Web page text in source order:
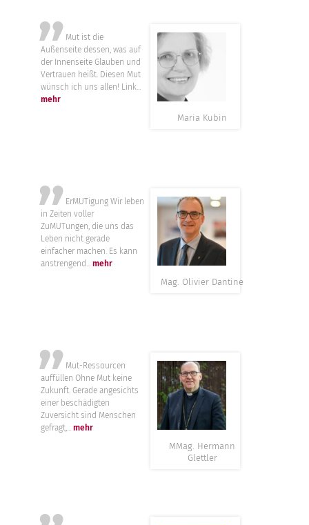
”
Mut ist die
Außenseite dessen, was auf
der Innenseite Glauben und
Vertrauen heißt. Diesen Mut
wünsch ich uns allen! Link...
mehr
Maria Kubin
”
ErMUTigung Wir leben
in Zeiten voller
ZuMUTungen, die uns das
Leben nicht gerade
einfacher machen. Es kann
anstrengend...mehr
Mag. Olivier Dantine
”
Mut-Ressourcen
auffüllen Ohne Mut keine
Zukunft. Gerade angesichts
einer beschädigten
Zuversicht sind Menschen
gefragt,...mehr
MMag. Hermann
Glettler